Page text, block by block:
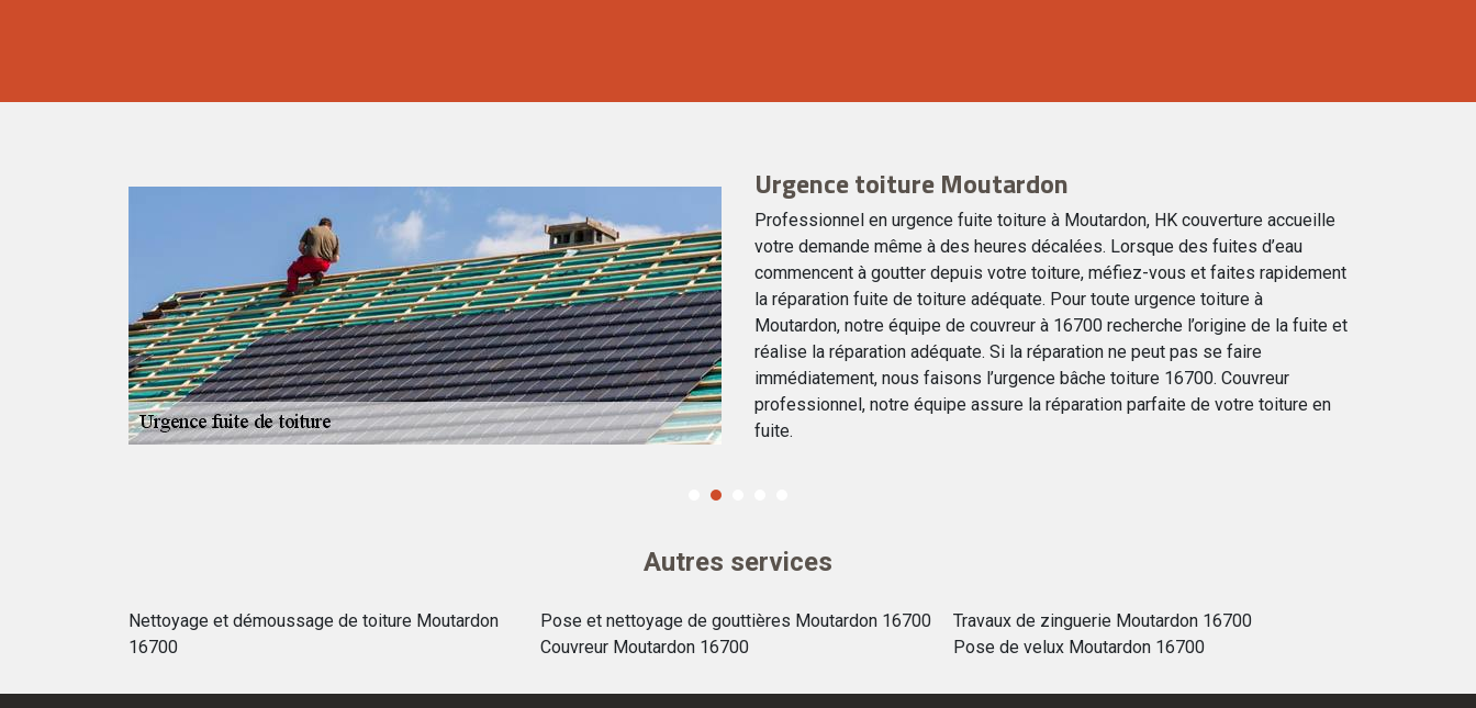
Urgence toiture Moutardon
Professionnel en urgence fuite toiture à Moutardon, HK couverture accueille
votre demande même à des heures décalées. Lorsque des fuites d’eau
commencent à goutter depuis votre toiture, méfiez-vous et faites rapidement
la réparation fuite de toiture adéquate. Pour toute urgence toiture à
Moutardon, notre équipe de couvreur à 16700 recherche l’origine de la fuite et
réalise la réparation adéquate. Si la réparation ne peut pas se faire
immédiatement, nous faisons l’urgence bâche toiture 16700. Couvreur
professionnel, notre équipe assure la réparation parfaite de votre toiture en
fuite.
Autres services
Nettoyage et démoussage de toiture Moutardon
16700
Pose et nettoyage de gouttières Moutardon 16700
Couvreur Moutardon 16700
Travaux de zinguerie Moutardon 16700
Pose de velux Moutardon 16700